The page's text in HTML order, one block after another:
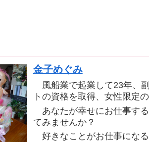
金子めぐみ
風船業で起業して23年、
トの資格を取得、女性限定
あなたが幸せにお仕事す
てみませんか？
好きなことがお仕事にな